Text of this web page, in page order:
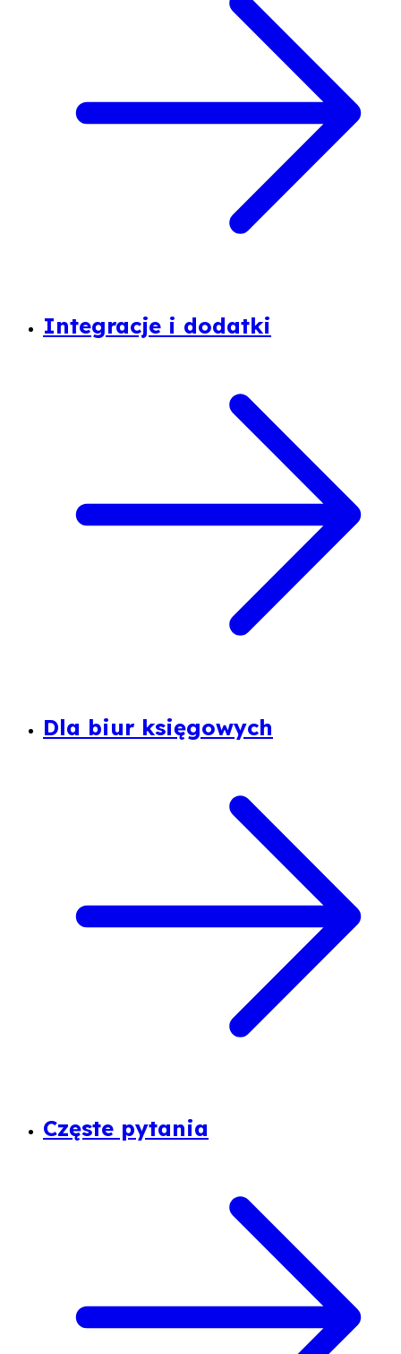
Integracje i dodatki
Dla biur księgowych
Częste pytania